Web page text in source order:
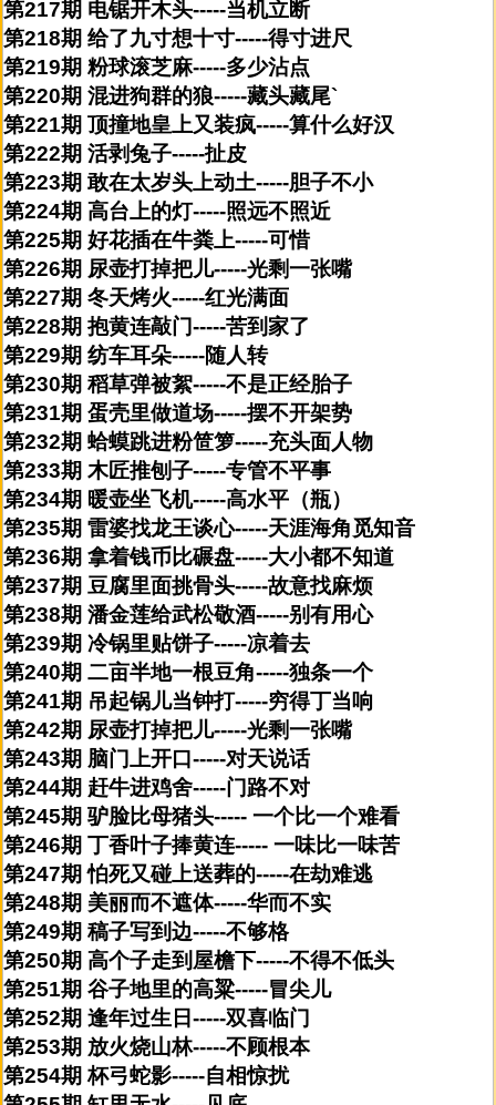
第217期 电锯开木头-----当机立断
第218期 给了九寸想十寸-----得寸进尺
第219期 粉球滚芝麻-----多少沾点
第220期 混进狗群的狼-----藏头藏尾`
第221期 顶撞地皇上又装疯-----算什么好汉
第222期 活剥兔子-----扯皮
第223期 敢在太岁头上动土-----胆子不小
第224期 高台上的灯-----照远不照近
第225期 好花插在牛粪上-----可惜
第226期 尿壶打掉把儿-----光剩一张嘴
第227期 冬天烤火-----红光满面
第228期 抱黄连敲门-----苦到家了
第229期 纺车耳朵-----随人转
第230期 稻草弹被絮-----不是正经胎子
第231期 蛋壳里做道场-----摆不开架势
第232期 蛤蟆跳进粉笸箩-----充头面人物
第233期 木匠推刨子-----专管不平事
第234期 暖壶坐飞机-----高水平（瓶）
第235期 雷婆找龙王谈心-----天涯海角觅知音
第236期 拿着钱币比碾盘-----大小都不知道
第237期 豆腐里面挑骨头-----故意找麻烦
第238期 潘金莲给武松敬酒-----别有用心
第239期 冷锅里贴饼子-----凉着去
第240期 二亩半地一根豆角-----独条一个
第241期 吊起锅儿当钟打-----穷得丁当响
第242期 尿壶打掉把儿-----光剩一张嘴
第243期 脑门上开口-----对天说话
第244期 赶牛进鸡舍-----门路不对
第245期 驴脸比母猪头----- 一个比一个难看
第246期 丁香叶子捧黄连----- 一味比一味苦
第247期 怕死又碰上送葬的-----在劫难逃
第248期 美丽而不遮体-----华而不实
第249期 稿子写到边-----不够格
第250期 高个子走到屋檐下-----不得不低头
第251期 谷子地里的高粱-----冒尖儿
第252期 逢年过生日-----双喜临门
第253期 放火烧山林-----不顾根本
第254期 杯弓蛇影-----自相惊扰